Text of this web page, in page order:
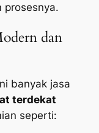
prosesnya.
dan
banyak jasa
terdekat
seperti: